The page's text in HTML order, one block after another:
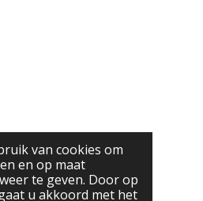
van cookies om
en op maat
te geven. Door op
u akkoord met het